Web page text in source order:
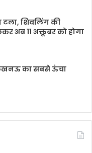
टला, शिवलिंग की
अब 11 अक्तूबर को होगा
का सबसे ऊंचा